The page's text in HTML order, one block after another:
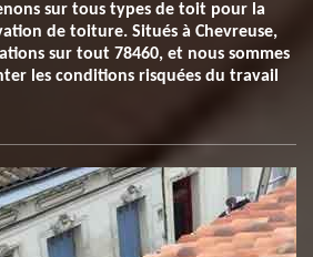
sur tous types de toit pour la
de toiture. Situés à Chevreuse,
sur tout 78460, et nous sommes
les conditions risquées du travail